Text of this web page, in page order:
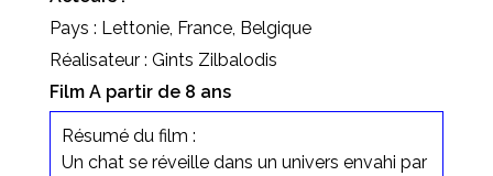
Pays : Lettonie, France, Belgique
Réalisateur : Gints Zilbalodis
Film A partir de 8 ans
Résumé du film :
Un chat se réveille dans un univers envahi par